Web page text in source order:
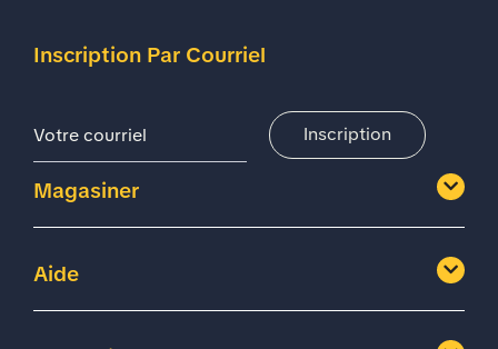
Magasiner
Aide
Inscription Par Courriel
Inscription